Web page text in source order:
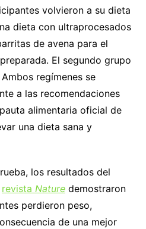
volvieron a su dieta
dieta con ultraprocesados
de avena para el
El segundo grupo
regímenes se
a las recomendaciones
alimentaria oficial de
una dieta sana y
los resultados del
revista Naturedemostraron
perdieron peso,
de una mejor